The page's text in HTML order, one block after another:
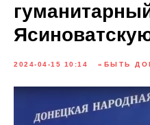
2024-04-15 10:14 «БЫТЬ